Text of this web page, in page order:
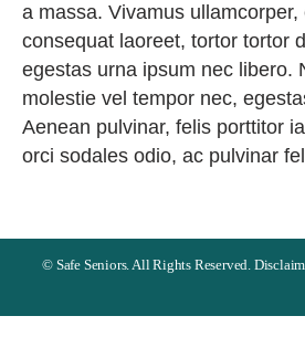
a massa. Vivamus
consequat laoreet, tortor tortor
egestas urna ipsum nec libero.
molestie vel tempor nec,
Aenean pulvinar, felis porttitor
orci sodales odio, ac pulvinar
© Safe Seniors. All Rights Reserved.